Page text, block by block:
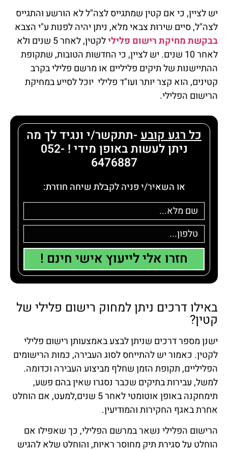
יש לציין, כי אם קטין שמתגייס לצה"ל לא הורשע והתגייס
לצה"ל, סיים שירות צבאי מלא, ניתן יהיה לפנות ע"י הצבא
בבקשת מחיקת רישום פלילי
לקטין, לאחר 5 שנים ולא
לאחר 10 שנים. יש לציין, כי החדשות הטובות, שתקופת
ההתיישנות של תיקים פליליים או מרשם פלילי בקרב
קטינים, הוא קצר יותר ועו"ד פלילי יוכל לסייע במחיקת
הרישום הפלילי.
כל רגע קובע -תתקשר/י ונגיד לך מה
ניתן לעשות באופן מידי ! 052-
6476887
או השאיר/י פניה לקבלת שיחה חוזרת:
חזרו אלי לייעוץ אישי חינם !
באילו דרכים ניתן למחוק רישום פלילי של
קטין?
ישנן מספר דרכים שניתן לבצע באמצעותן רישום פלילי
לקטין. כאמור יש להתייחס לסוג העבירה, כמות הרישומים
הפליליים, תקופת הזמן שחלף מביצוע העבירה וכדומה.
למשל, עבירות בתיקים שכבר נסגרו שאין בהם פשע,
תימחקנה באופן אוטומטי לאחר 5 שנים,למעט, אם הוחלט
אחרת באגף החקירות והמודיעין.
הרישום הפלילי נשאר במרשם הפלילי, כך שאפילו אם
הוחלט על סגירת תיק מחוסר ראיות, והוחלט שלא להגיש